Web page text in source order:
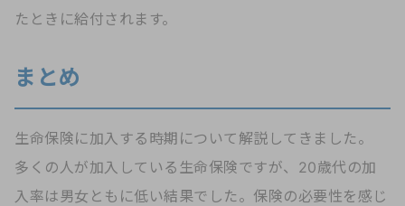
たときに給付されます。
まとめ
生命保険に加入する時期について解説してきました。
多くの人が加入している生命保険ですが、20歳代の加
入率は男女ともに低い結果でした。保険の必要性を感じ